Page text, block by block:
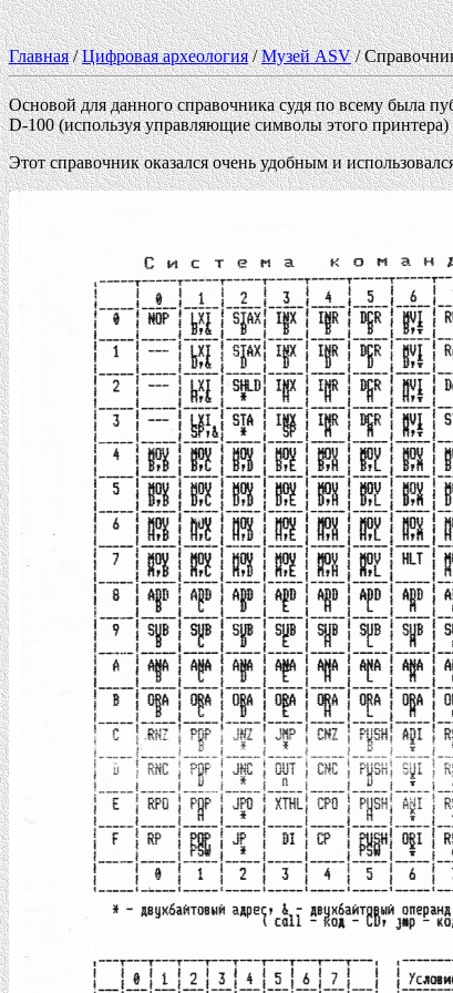
Главная/Цифровая археология/Музей ASV/
Основой для данного справочника судя по всему была
D-100 (используя управляющие символы этого
Этот справочник оказался очень удобным и